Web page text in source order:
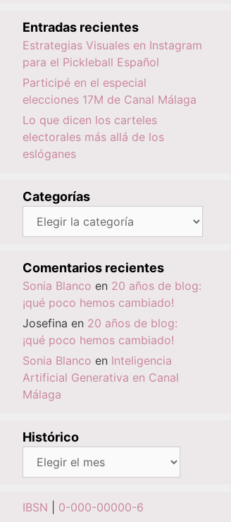
Entradas recientes
Estrategias Visuales en Instagram
para el Pickleball Español
Participé en el especial
elecciones 17M de Canal Málaga
Lo que dicen los carteles
electorales más allá de los
eslóganes
Categorías
Categorías
Comentarios recientes
Sonia Blanco en 20 años de blog:
¡qué poco hemos cambiado!
Josefina en 20 años de blog:
¡qué poco hemos cambiado!
Sonia Blanco en Inteligencia
Artificial Generativa en Canal
Málaga
Histórico
Histórico
IBSN 0-000-00000-6